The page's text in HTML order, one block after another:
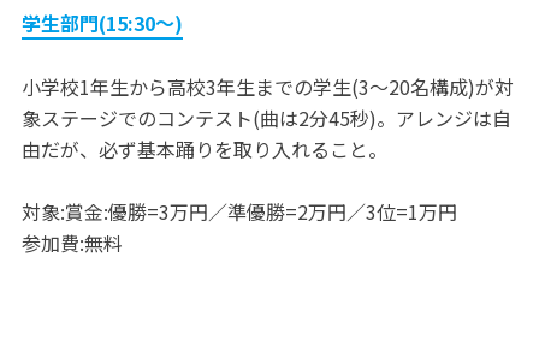
学生部門(15:30〜)
小学校1年生から高校3年生までの学生(3〜20名構成)が対
象ステージでのコンテスト(曲は2分45秒)。アレンジは自
由だが、必ず基本踊りを取り入れること。
対象:賞金:優勝=3万円／準優勝=2万円／3位=1万円
参加費:無料